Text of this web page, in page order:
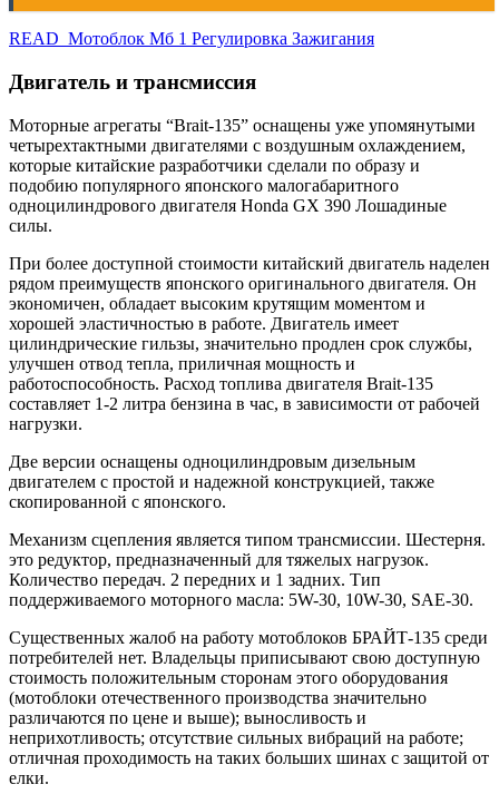
READ Мотоблок Мб 1 Регулировка Зажигания
Двигатель и трансмиссия
Моторные агрегаты “Brait-135” оснащены уже упомянутыми
четырехтактными двигателями с воздушным охлаждением,
которые китайские разработчики сделали по образу и
подобию популярного японского малогабаритного
одноцилиндрового двигателя Honda GX 390 Лошадиные
силы.
При более доступной стоимости китайский двигатель наделен
рядом преимуществ японского оригинального двигателя. Он
экономичен, обладает высоким крутящим моментом и
хорошей эластичностью в работе. Двигатель имеет
цилиндрические гильзы, значительно продлен срок службы,
улучшен отвод тепла, приличная мощность и
работоспособность. Расход топлива двигателя Brait-135
составляет 1-2 литра бензина в час, в зависимости от рабочей
нагрузки.
Две версии оснащены одноцилиндровым дизельным
двигателем с простой и надежной конструкцией, также
скопированной с японского.
Механизм сцепления является типом трансмиссии. Шестерня.
это редуктор, предназначенный для тяжелых нагрузок.
Количество передач. 2 передних и 1 задних. Тип
поддерживаемого моторного масла: 5W-30, 10W-30, SAE-30.
Существенных жалоб на работу мотоблоков БРАЙТ-135 среди
потребителей нет. Владельцы приписывают свою доступную
стоимость положительным сторонам этого оборудования
(мотоблоки отечественного производства значительно
различаются по цене и выше); выносливость и
неприхотливость; отсутствие сильных вибраций на работе;
отличная проходимость на таких больших шинах с защитой от
елки.